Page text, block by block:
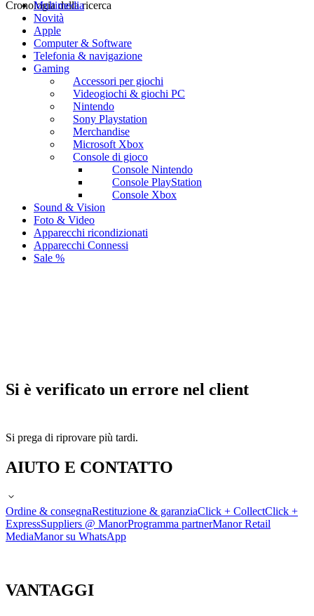
Cronologia della ricerca
Multimedia
Novità
Apple
Computer & Software
Telefonia & navigazione
Gaming
Accessori per giochi
Videogiochi & giochi PC
Nintendo
Sony Playstation
Merchandise
Microsoft Xbox
Console di gioco
Console Nintendo
Console PlayStation
Console Xbox
Sound & Vision
Foto & Video
Apparecchi ricondizionati
Apparecchi Connessi
Sale %
Si è verificato un errore nel client
Si prega di riprovare più tardi.
AIUTO E CONTATTO
Ordine & consegnaRestituzione & garanziaClick + CollectClick +
ExpressSuppliers @ ManorProgramma partnerManor Retail
MediaManor su WhatsApp
VANTAGGI